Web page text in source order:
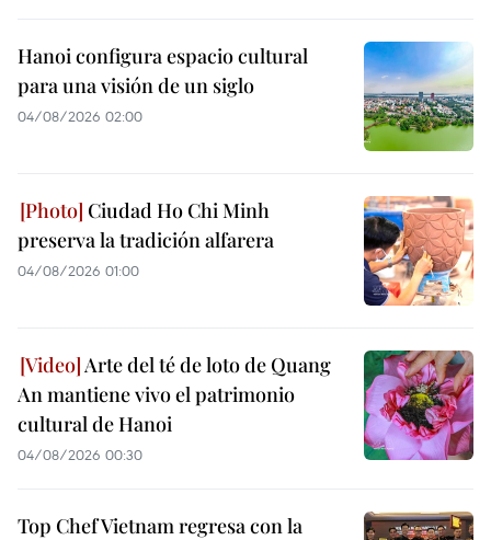
Hanoi configura espacio cultural
para una visión de un siglo
04/08/2026 02:00
Ciudad Ho Chi Minh
preserva la tradición alfarera
04/08/2026 01:00
Arte del té de loto de Quang
An mantiene vivo el patrimonio
cultural de Hanoi
04/08/2026 00:30
Top Chef Vietnam regresa con la